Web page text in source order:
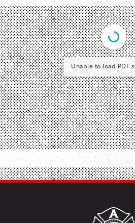
Unable to load PDF